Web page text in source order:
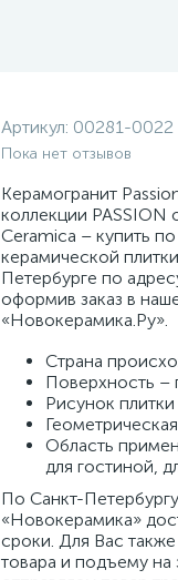
Артикул: 00281-0022
Пока нет отзывов
Керамогранит
коллекции PASSION
Ceramica – купить
керамической
Петербурге по
оформив заказ в
«Новокерамика.Ру».
Страна
Поверхность –
Рисунок
Область
для гостиной,
По Санкт-
«Новокерамика»
сроки. Для Вас также
товара и подъему